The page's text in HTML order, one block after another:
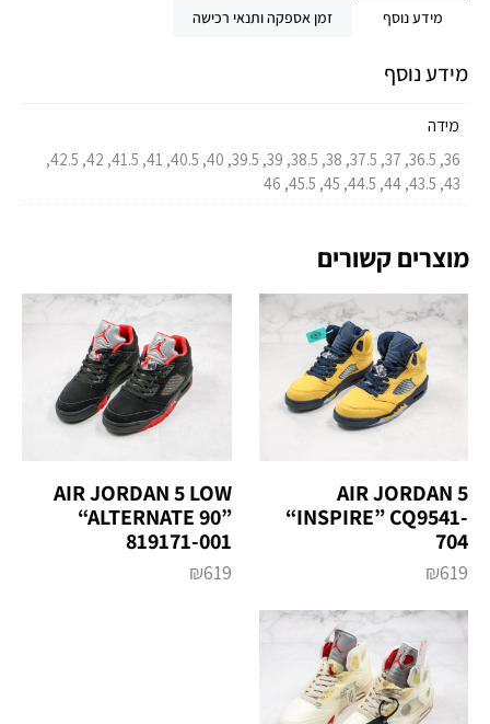
מידע נוסף זמן אספקה ותנאי רכישה
מידע נוסף
מידה
36, 36.5, 37, 37.5, 38, 38.5, 39, 39.5, 40, 40.5, 41, 41.5, 42, 42.5,
43, 43.5, 44, 44.5, 45, 45.5, 46
מוצרים קשורים
AIR JORDAN 5
“INSPIRE” CQ9541-
704
₪619
AIR JORDAN 5 LOW
“ALTERNATE 90”
819171-001
₪619